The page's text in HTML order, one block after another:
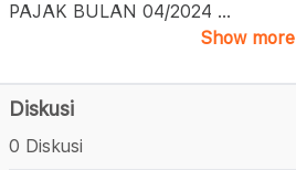
PAJAK BULAN 04/2024 ...
Show more
Diskusi
0 Diskusi